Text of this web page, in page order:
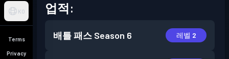
KO
Terms
Privacy
업적:
배틀 패스 Season 6 레벨 2